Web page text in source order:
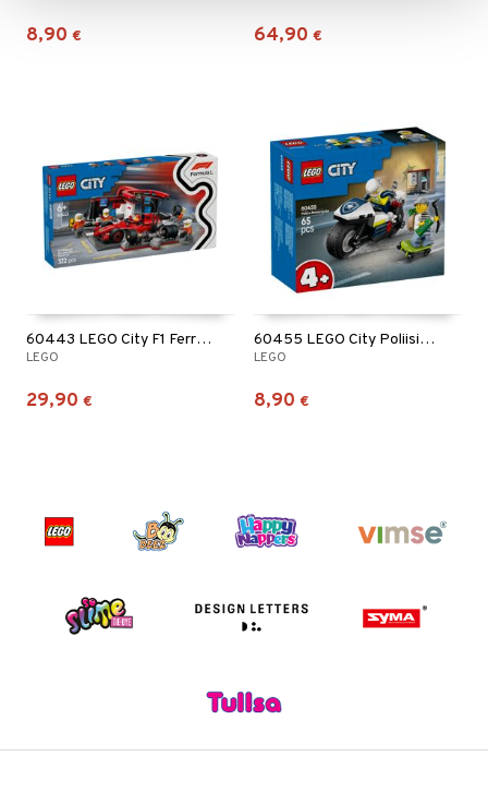
8,90 € 64,90 €
60443 LEGO City F1 Ferrari Varikkopysähdys
LEGO
29,90 €
60455 LEGO City Poliisin moottoripyöräjahti
LEGO
8,90 €